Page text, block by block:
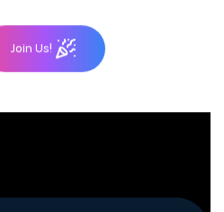
Join Us!